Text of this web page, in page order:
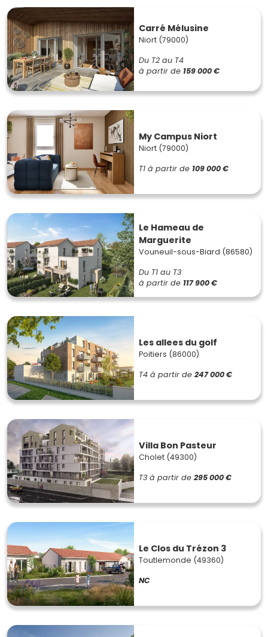
Carré Mélusine
Niort (79000)
Du T2 au T4
à partir de 159 000 €
My Campus Niort
Niort (79000)
T1 à partir de 109 000 €
Le Hameau de
Marguerite
Vouneuil-sous-Biard (86580)
Du T1 au T3
à partir de 117 900 €
Les allees du golf
Poitiers (86000)
T4 à partir de 247 000 €
Villa Bon Pasteur
Cholet (49300)
T3 à partir de 295 000 €
Le Clos du Trézon 3
Toutlemonde (49360)
NC